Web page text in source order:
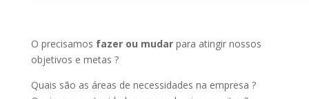
O precisamos fazer ou mudarpara atingir nossos
objetivos e metas ?
Quais são as áreas de necessidades na empresa ?